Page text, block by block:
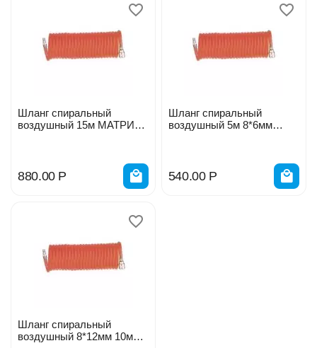
Шланг спиральный
воздушный 15м МАТРИКС
880.00 Р
Шланг спиральный
воздушный 5м 8*6мм
540.00 Р
Шланг спиральный
воздушный 8*12мм 10м